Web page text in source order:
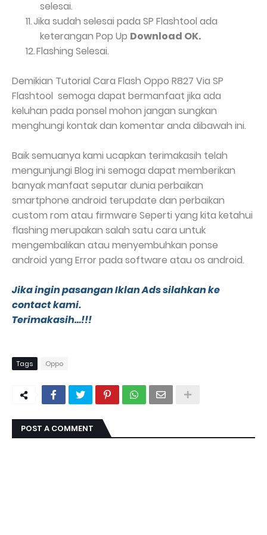
selesai.
11.Jika sudah selesai pada SP Flashtool ada
keterangan Pop Up Download OK.
12.Flashing Selesai.
Demikian Tutorial Cara Flash Oppo R827 Via SP
Flashtool semoga dapat bermanfaat jika ada
keluhan pada ponsel mohon jangan sungkan
menghungi kontak dan komentar anda dibawah ini.
Baik semuanya kami ucapkan terimakasih telah
mengunjungi Blog ini semoga dapat memberikan
banyak manfaat seputar dunia perbaikan
smartphone android terupdate dan perbaikan
custom rom atau firmware Seperti yang kita ketahui
flashing merupakan salah satu cara untuk
mengembalikan atau menyembuhkan ponse
android yang Error pada software atau os android.
Jika ingin pasangan Iklan Ads silahkan ke
contact kami.
Terimakasih…!!!
Tags Oppo
POST A COMMENT